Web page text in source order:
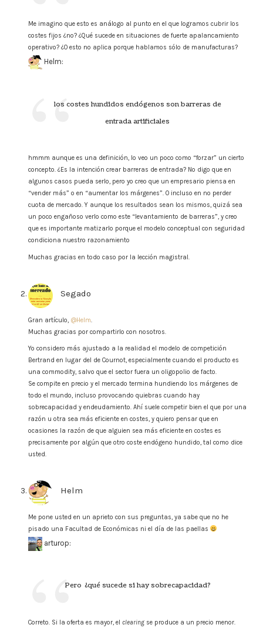
Me imagino que esto es análogo al punto en el que logramos cubrir los
costes fijos ¿no? ¿Qué sucede en situaciones de fuerte apalancamiento
operativo? ¿O esto no aplica porque hablamos sólo de manufacturas?
Helm:
los costes hundidos endógenos son barreras de
entrada artificiales
hmmm aunque es una definición, lo veo un poco como “forzar” un cierto
concepto. ¿Es la intención crear barreras de entrada? No digo que en
algunos casos pueda serlo, pero yo creo que un empresario piensa en
“vender más” o en “aumentar los márgenes”. O incluso en no perder
cuota de mercado. Y aunque los resultados sean los mismos, quizá sea
un poco engañoso verlo como este “levantamiento de barreras”, y creo
que es importante matizarlo porque el modelo conceptual con seguridad
condiciona nuestro razonamiento
Muchas gracias en todo caso por la lección magistral.
Segado
Gran artículo, @Helm
Muchas gracias por compartirlo con nosotros.
Yo considero más ajustado a la realidad el modelo de competición
Bertrand en lugar del de Cournot, especialmente cuando el producto es
una commodity, salvo que el sector fuera un oligopolio de facto.
Se compite en precio y el mercado termina hundiendo los márgenes de
todo el mundo, incluso provocando quiebras cuando hay
sobrecapacidad y endeudamiento. Ahí suele competir bien el que por una
razón u otra sea más eficiente en costes, y quiero pensar que en
ocasiones la razón de que alguien sea más eficiente en costes es
precisamente por algún que otro coste endógeno hundido, tal como dice
usted.
Helm
Me pone usted en un aprieto con sus preguntas, ya sabe que no he
pisado una Facultad de Económicas ni el día de las paellas
arturop:
Pero ¿qué sucede si hay sobrecapacidad?
Correto. Si la oferta es mayor, el clearingse produce a un precio menor.